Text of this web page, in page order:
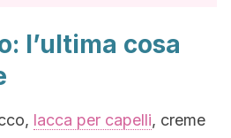
l’ultima cosa
lacca per capelli, creme